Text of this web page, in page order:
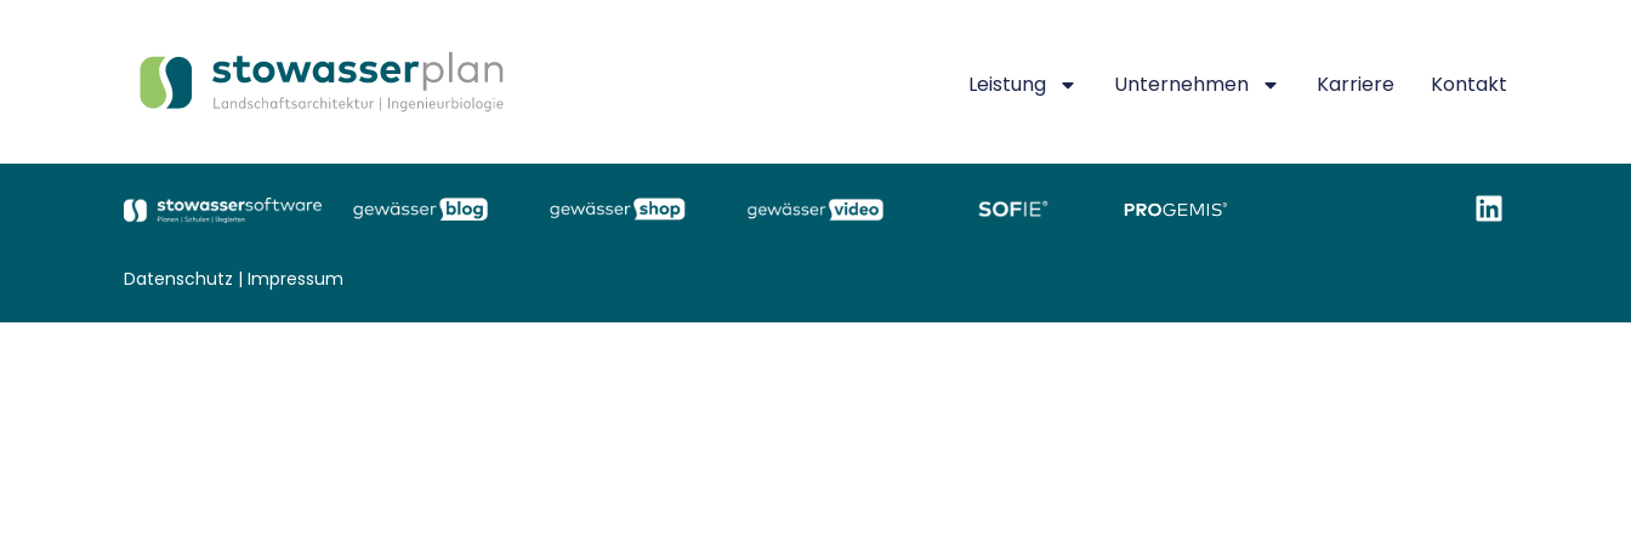
Leistung Unternehmen Karriere Kontakt
Datenschutz | Impressum